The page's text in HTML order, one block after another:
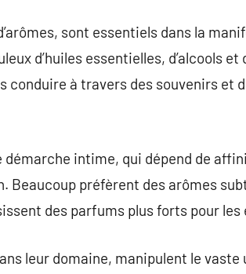
sont essentiels dans la
d’huiles essentielles, d’alcools et
conduire à travers des souvenirs et
intime, qui dépend de
Beaucoup préfèrent des arômes
des parfums plus forts pour
leur domaine, manipulent le